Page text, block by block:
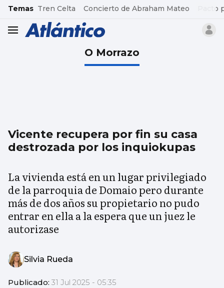
common.go-to-content
Temas Tren Celta Concierto de Abraham Mateo Pacto
header.menu.open
O Morrazo
Vicente recupera por fin su casa
destrozada por los inquiokupas
La vivienda está en un lugar privilegiado
de la parroquia de Domaio pero durante
más de dos años su propietario no pudo
entrar en ella a la espera que un juez le
autorizase
Silvia Rueda
Publicado: 31 Jul 2025 - 05:35